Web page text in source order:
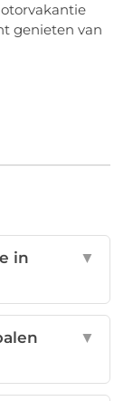
genieten van
in
▼
▼